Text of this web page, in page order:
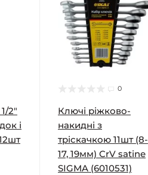
2"
і
0
Ключі ріжково-
накидні з
тріскачкою 11шт (8-
17, 19мм) CrV satine
SIGMA (6010531)